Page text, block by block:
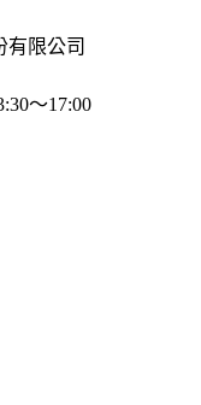
有限公司
～17:00